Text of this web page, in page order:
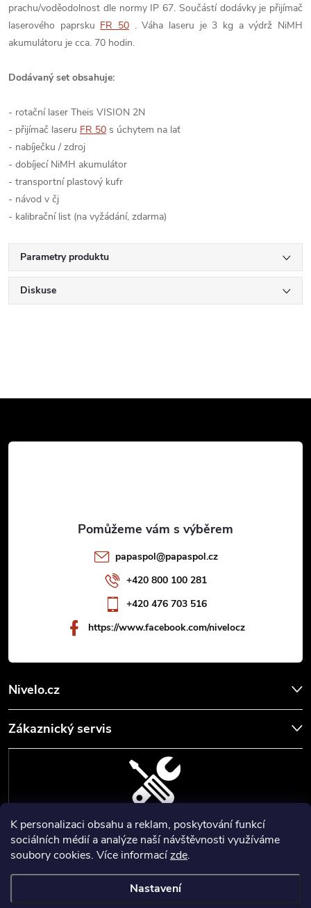
K personalizaci obsahu a reklam, poskytování funkcí
sociálních médií a analýze naší návštěvnosti využíváme
soubory cookies. Více informacízde.
Nastavení
prachu/voděodolnost dle normy IP 67. Součástí dodávky je přijímač
laserového paprsku FR 50 . Váha laseru je 3 kg a výdrž NiMH
akumulátoru je cca. 70 hodin.
Dodávaný set obsahuje:
- rotační laser Theis VISION 2N
- přijímač laseru FR 50 s úchytem na lať
- nabíječku / zdroj
- dobíjecí NiMH akumulátor
- transportní plastový kufr
- návod v čj
- kalibrační list (na vyžádání, zdarma)
Parametry produktu
Diskuse
á
Nivelo.cz
Zákaznický servis
papaspol@papaspol.cz
+420 800 100 281
+420 476 703 516
https://www.facebook.com/nivelocz
SERVIS, SEŘÍZENÍ A KALIBRACE
Zajišťujeme servisní a kalibrační služby geodetických a stavebních
přístrojů a pomůcek.